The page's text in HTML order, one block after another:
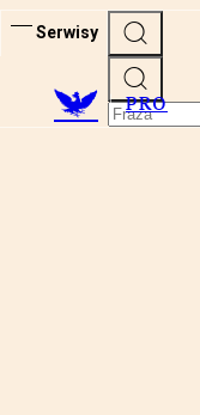
Serwisy
PRO